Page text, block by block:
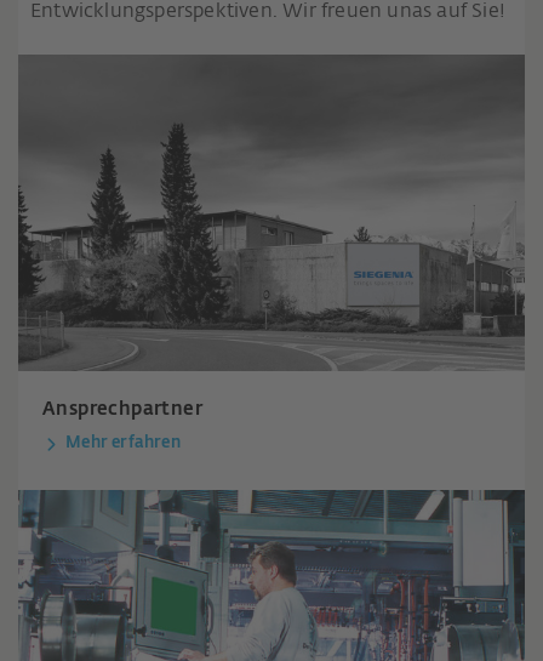
Entwicklungsperspektiven. Wir freuen unas auf Sie!
Ansprechpartner
Mehr erfahren